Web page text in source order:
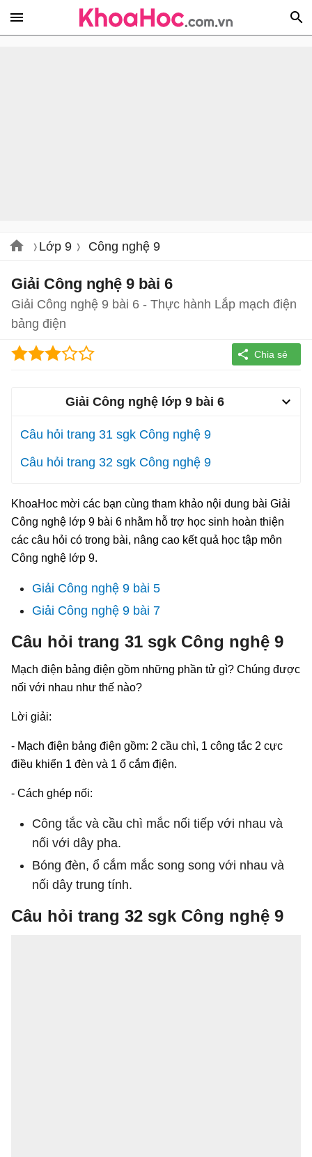
Lớp 9 Công nghệ 9
Giải Công nghệ 9 bài 6
Giải Công nghệ 9 bài 6 - Thực hành Lắp mạch điện
bảng điện
Giải Công nghệ lớp 9 bài 6
Câu hỏi trang 31 sgk Công nghệ 9
Câu hỏi trang 32 sgk Công nghệ 9
KhoaHoc mời các bạn cùng tham khảo nội dung bài Giải
Công nghệ lớp 9 bài 6 nhằm hỗ trợ học sinh hoàn thiện
các câu hỏi có trong bài, nâng cao kết quả học tập môn
Công nghệ lớp 9.
Giải Công nghệ 9 bài 5
Giải Công nghệ 9 bài 7
Câu hỏi trang 31 sgk Công nghệ 9
Mạch điện bảng điện gồm những phần tử gì? Chúng được
nối với nhau như thế nào?
Lời giải:
- Mạch điện bảng điện gồm: 2 cầu chì, 1 công tắc 2 cực
điều khiển 1 đèn và 1 ổ cắm địện.
- Cách ghép nối:
Công tắc và cầu chì mắc nối tiếp với nhau và
nối với dây pha.
Bóng đèn, ổ cắm mắc song song với nhau và
nối dây trung tính.
Câu hỏi trang 32 sgk Công nghệ 9